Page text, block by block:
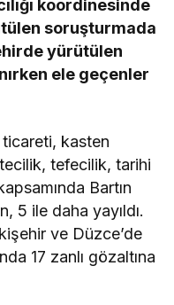
koordinesinde
soruşturmada
yürütülen
ele geçenler
kasten
tefecilik, tarihi
Bartın
5 ile daha yayıldı.
ve Düzce’de
17 zanlı gözaltına